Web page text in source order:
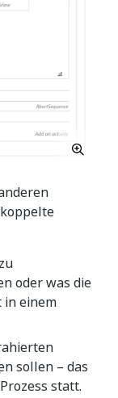
oder was die
in einem
sollen – das
statt.